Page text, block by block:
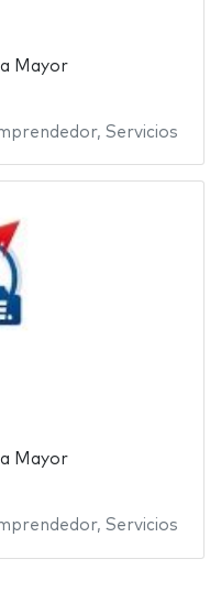
Mayor
, Servicios
Mayor
, Servicios